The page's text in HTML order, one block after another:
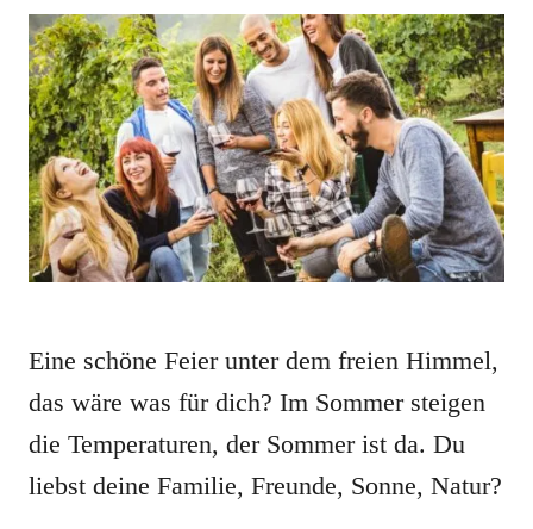
o
r
t
e
d
o
n
Eine schöne Feier unter dem freien Himmel,
das wäre was für dich? Im Sommer steigen
die Temperaturen, der Sommer ist da. Du
liebst deine Familie, Freunde, Sonne, Natur?